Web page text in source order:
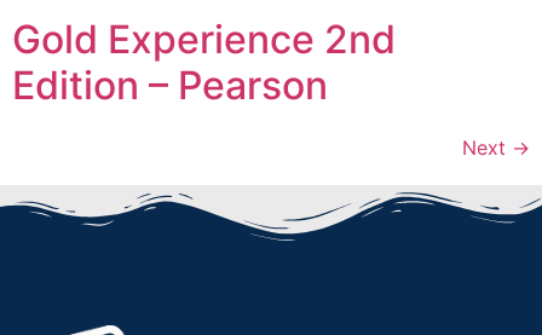
Gold Experience 2nd
Edition – Pearson
Next →